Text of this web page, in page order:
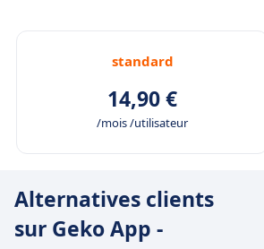
standard
14,90 €
/mois /utilisateur
Alternatives clients
sur Geko App -